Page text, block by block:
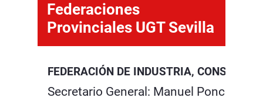
Federaciones
Provinciales UGT Sevilla
FEDERACIÓN DE INDUSTRIA,
Secretario General: Manuel Ponce